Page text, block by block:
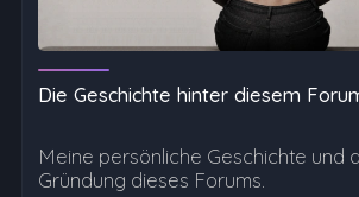
Die Geschichte hinter diesem
Meine persönliche Geschichte und
Gründung dieses Forums.